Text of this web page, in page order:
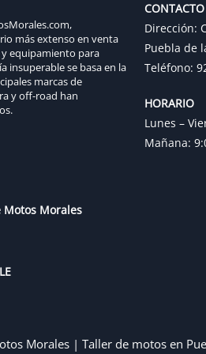
más extenso en venta
y equipamiento para
insuperable se basa en la
marcas de
y off-road han
Motos Morales
CONTACTO
Dirección:
Puebla de
Teléfono:
HORARIO
Lunes –
Mañana:
Morales | Taller de motos en